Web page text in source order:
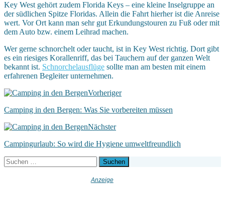
Key West gehört zudem Florida Keys – eine kleine Inselgruppe an
der südlichen Spitze Floridas. Allein die Fahrt hierher ist die Anreise
wert. Vor Ort kann man sehr gut Erkundungstouren zu Fuß oder mit
dem Auto bzw. einem Leihrad machen.
Wer gerne schnorchelt oder taucht, ist in Key West richtig. Dort gibt
es ein riesiges Korallenriff, das bei Tauchern auf der ganzen Welt
bekannt ist. Schnorchelausflüge sollte man am besten mit einem
erfahrenen Begleiter unternehmen.
Vorheriger
Camping in den Bergen: Was Sie vorbereiten müssen
Nächster
Campingurlaub: So wird die Hygiene umweltfreundlich
Suchen
nach: